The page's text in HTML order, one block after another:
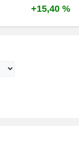
+15,40 %